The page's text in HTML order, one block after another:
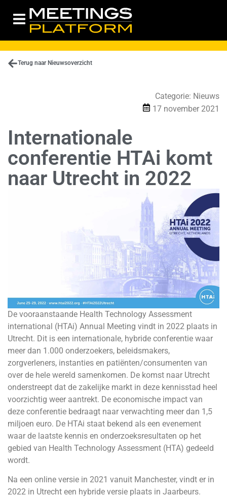
Terug naar Nieuwsoverzicht
Categorie: Nieuws
17 november 2021
Internationale
conferentie HTAi komt
naar Utrecht in 2022
De vooraanstaande Health Technology Assessment
international (HTAi) Annual Meeting vindt in 2022 plaats in
Utrecht. Dit is een internationale, hybride conferentie waar
meer dan 1.000 onderzoekers, beleidsmakers,
zorgverleners, instanties en patiënten/consumenten van
over de hele wereld samenkomen. De komst naar Utrecht
onderstreept dat de zakelijke markt in deze kennisstad heel
voorzichtig weer aantrekt. De economische impact van
deze conferentie bedraagt naar verwachting meer dan 1,5
miljoen euro. De HTAi staat bekend als een evenement
waar de laatste kennis en onderzoeksresultaten op het
gebied van Health Technology Assessment (HTA) gedeeld
wordt.
Na een online versie in 2021 vanuit Manchester, vindt er in
2022 in Utrecht een hybride versie plaats in Jaarbeurs.